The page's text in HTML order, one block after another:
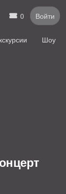
0 Войти
Шоу